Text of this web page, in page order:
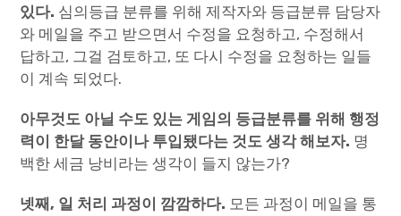
있다. 심의등급 분류를 위해 제작자와 등급분류 담당자
와 메일을 주고 받으면서 수정을 요청하고, 수정해서
답하고, 그걸 검토하고, 또 다시 수정을 요청하는 일들
이 계속 되었다.
아무것도 아닐 수도 있는 게임의 등급분류를 위해 행정
력이 한달 동안이나 투입됐다는 것도 생각 해보자. 명
백한 세금 낭비라는 생각이 들지 않는가?
넷째, 일 처리 과정이 깜깜하다. 모든 과정이 메일을 통